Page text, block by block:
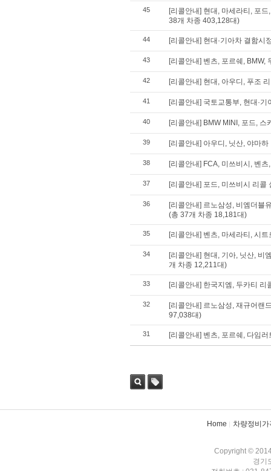
45
[리콜안내] 현대, 마세라티, 포
38개 차종 403,128대)
44 [리콜안내] 현대·기아차 결함시
43 [리콜안내] 벤츠, 포르쉐,
42 [리콜안내] 현대, 아우디, 푸조
41 [리콜안내] 국토교통부, 현대·
40 [리콜안내] BMW MINI, 포드,
39 [리콜안내] 아우디, 닛산, 야마
38 [리콜안내] FCA, 미쓰비시, 벤
37 [리콜안내] 포드, 미쓰비시 리
36
[리콜안내] 르노삼성, 비엠더블
(총 37개 차종 18,181대)
35 [리콜안내] 벤츠, 마세라티, 시
34
[리콜안내] 현대, 기아, 닛산, 비
개 차종 12,211대)
33 [리콜안내] 한국지엠, 두카티
32
[리콜안내] 르노삼성, 재규어랜
97,038대)
31 [리콜안내] 벤츠, 포르쉐, 다임
Home 차량정비가
Copyright ©
경기